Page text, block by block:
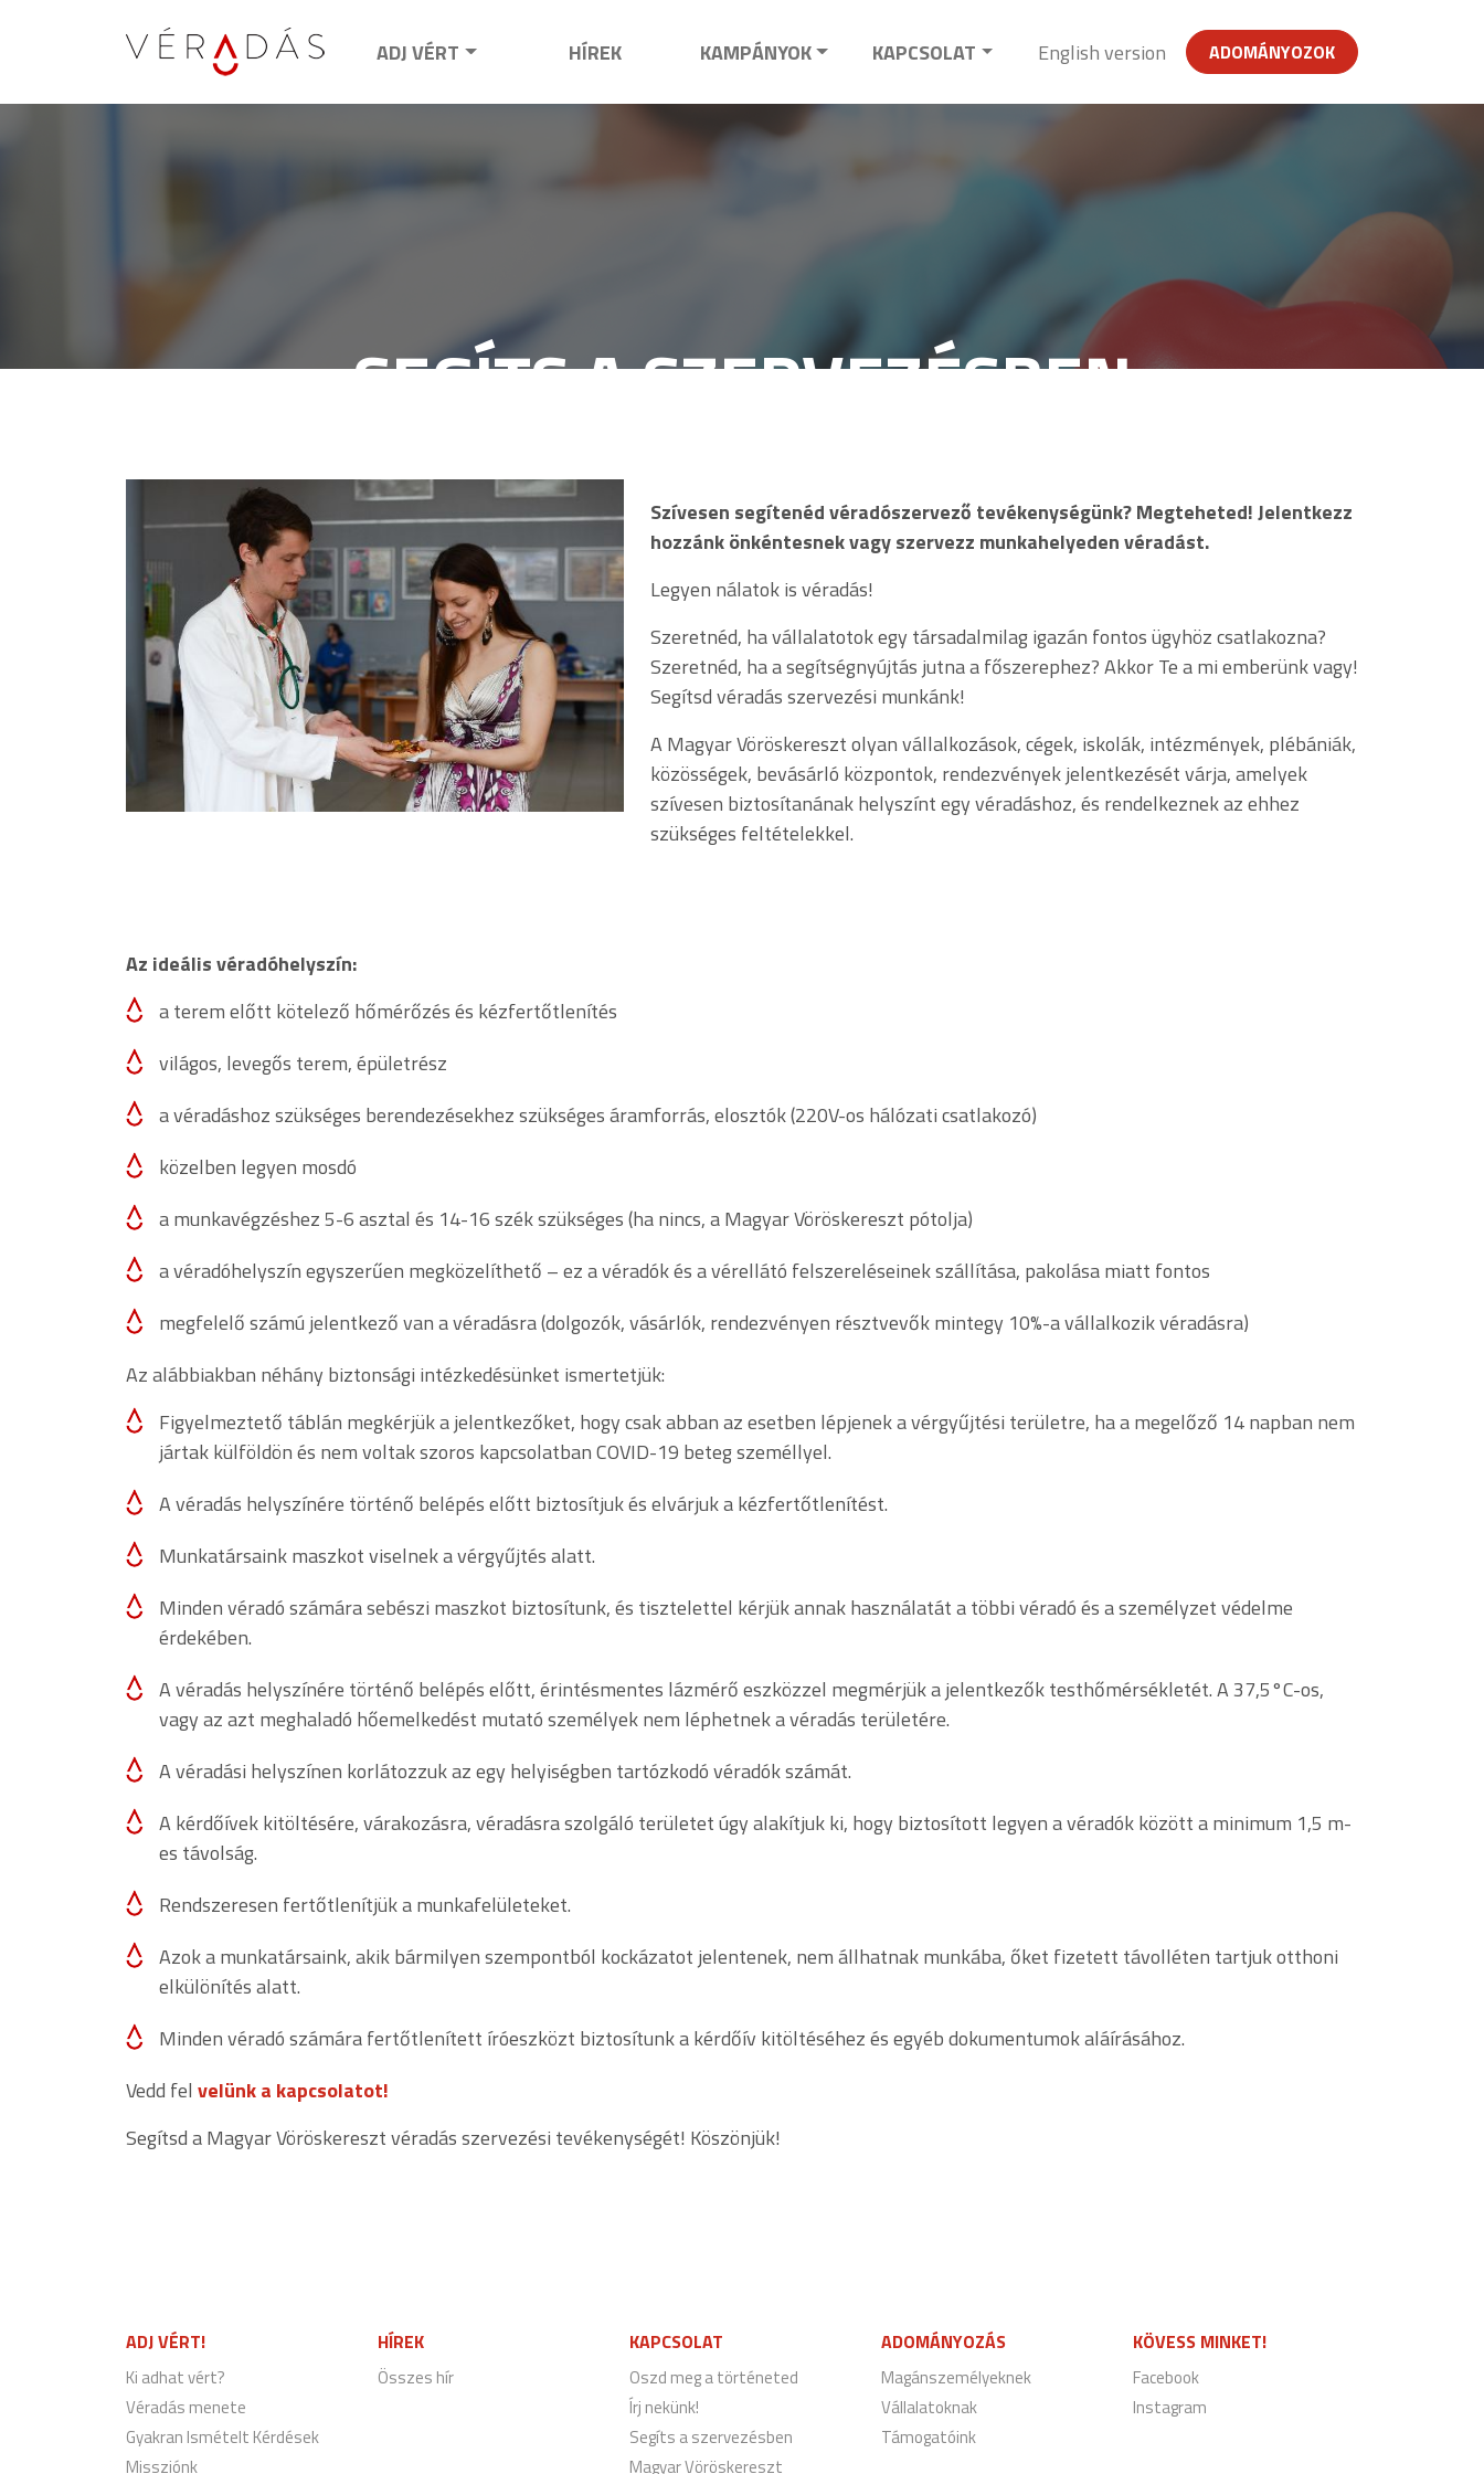
ADJ VÉRT HÍREK KAMPÁNYOK KAPCSOLAT English version ADOMÁNYOZOK
SEGÍTS A SZERVEZÉSBEN
Szívesen segítenéd véradószervező tevékenységünk? Megteheted! Jelentkezz
hozzánk önkéntesnek vagy szervezz munkahelyeden véradást.
Legyen nálatok is véradás!
Szeretnéd, ha vállalatotok egy társadalmilag igazán fontos ügyhöz csatlakozna?
Szeretnéd, ha a segítségnyújtás jutna a főszerephez? Akkor Te a mi emberünk vagy!
Segítsd véradás szervezési munkánk!
A Magyar Vöröskereszt olyan vállalkozások, cégek, iskolák, intézmények, plébániák,
közösségek, bevásárló központok, rendezvények jelentkezését várja, amelyek
szívesen biztosítanának helyszínt egy véradáshoz, és rendelkeznek az ehhez
szükséges feltételekkel.
Az ideális véradóhelyszín:
a terem előtt kötelező hőmérőzés és kézfertőtlenítés
világos, levegős terem, épületrész
a véradáshoz szükséges berendezésekhez szükséges áramforrás, elosztók (220V-os hálózati csatlakozó)
közelben legyen mosdó
a munkavégzéshez 5-6 asztal és 14-16 szék szükséges (ha nincs, a Magyar Vöröskereszt pótolja)
a véradóhelyszín egyszerűen megközelíthető – ez a véradók és a vérellátó felszereléseinek szállítása, pakolása miatt fontos
megfelelő számú jelentkező van a véradásra (dolgozók, vásárlók, rendezvényen résztvevők mintegy 10%-a vállalkozik véradásra)
Az alábbiakban néhány biztonsági intézkedésünket ismertetjük:
Figyelmeztető táblán megkérjük a jelentkezőket, hogy csak abban az esetben lépjenek a vérgyűjtési területre, ha a megelőző 14 napban nem
jártak külföldön és nem voltak szoros kapcsolatban COVID-19 beteg személlyel.
A véradás helyszínére történő belépés előtt biztosítjuk és elvárjuk a kézfertőtlenítést.
Munkatársaink maszkot viselnek a vérgyűjtés alatt.
Minden véradó számára sebészi maszkot biztosítunk, és tisztelettel kérjük annak használatát a többi véradó és a személyzet védelme
érdekében.
A véradás helyszínére történő belépés előtt, érintésmentes lázmérő eszközzel megmérjük a jelentkezők testhőmérsékletét. A 37,5°C-os,
vagy az azt meghaladó hőemelkedést mutató személyek nem léphetnek a véradás területére.
A véradási helyszínen korlátozzuk az egy helyiségben tartózkodó véradók számát.
A kérdőívek kitöltésére, várakozásra, véradásra szolgáló területet úgy alakítjuk ki, hogy biztosított legyen a véradók között a minimum 1,5 m-
es távolság.
Rendszeresen fertőtlenítjük a munkafelületeket.
Azok a munkatársaink, akik bármilyen szempontból kockázatot jelentenek, nem állhatnak munkába, őket fizetett távolléten tartjuk otthoni
elkülönítés alatt.
Minden véradó számára fertőtlenített íróeszközt biztosítunk a kérdőív kitöltéséhez és egyéb dokumentumok aláírásához.
Vedd fel velünk a kapcsolatot!
Segítsd a Magyar Vöröskereszt véradás szervezési tevékenységét! Köszönjük!
ADJ VÉRT!
Ki adhat vért?
Véradás menete
Gyakran Ismételt Kérdések
Missziónk
HÍREK
Összes hír
KAPCSOLAT
Oszd meg a történeted
Írj nekünk!
Segíts a szervezésben
Magyar Vöröskereszt
ADOMÁNYOZÁS
Magánszemélyeknek
Vállalatoknak
Támogatóink
KÖVESS MINKET!
Facebook
Instagram